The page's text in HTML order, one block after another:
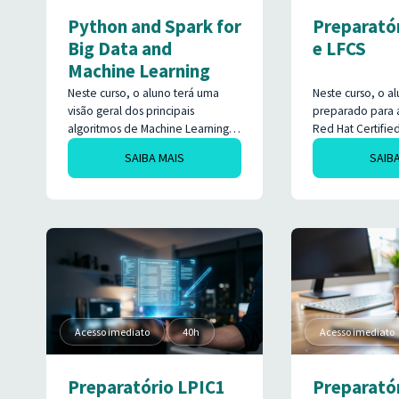
Python and Spark for
Big Data and
Machine Learning
Neste curso, o aluno terá uma
visão geral dos principais
algoritmos de Machine Learning,
aprendendo a aplicá-los
criticamente com ferramentas
open source como Python,
Spark, Hadoop, PySpark, Numba,
receber um roadmap abrangente
que cobre Ciência de Dados,
Machine Learning e
Processamento de Alto
Desempenho (HPC).
SAIBA MAIS
e LFCS
Neste curso, o
preparado para
Red Hat
Administrator
Foundation
Administrator
em tópicos
nas principais
de um
infraestrutura
Acesso imediato 40h
Preparatório LPIC1
Acesso imediato